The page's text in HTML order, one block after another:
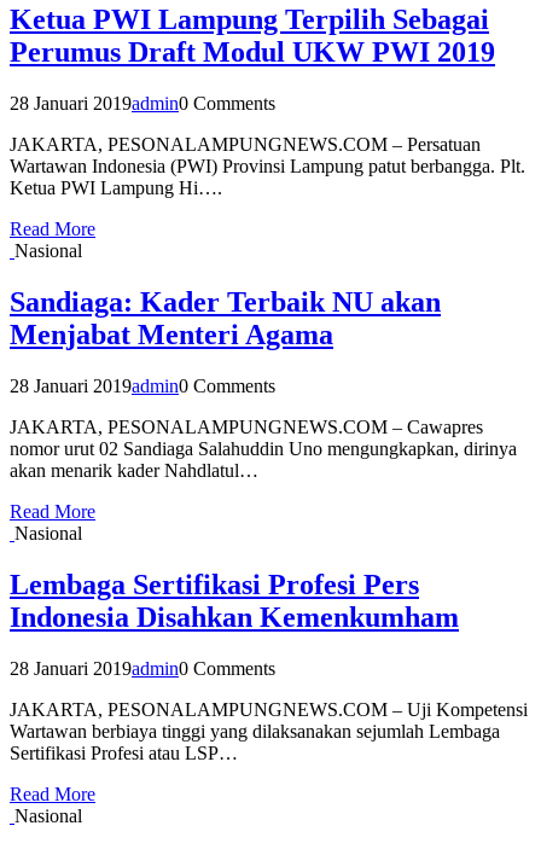
Ketua PWI Lampung Terpilih Sebagai
Perumus Draft Modul UKW PWI 2019
28 Januari 2019admin0 Comments
JAKARTA, PESONALAMPUNGNEWS.COM – Persatuan
Wartawan Indonesia (PWI) Provinsi Lampung patut berbangga. Plt.
Ketua PWI Lampung Hi….
Read More
Nasional
Sandiaga: Kader Terbaik NU akan
Menjabat Menteri Agama
28 Januari 2019admin0 Comments
JAKARTA, PESONALAMPUNGNEWS.COM – Cawapres
nomor urut 02 Sandiaga Salahuddin Uno mengungkapkan, dirinya
akan menarik kader Nahdlatul…
Read More
Nasional
Lembaga Sertifikasi Profesi Pers
Indonesia Disahkan Kemenkumham
28 Januari 2019admin0 Comments
JAKARTA, PESONALAMPUNGNEWS.COM – Uji Kompetensi
Wartawan berbiaya tinggi yang dilaksanakan sejumlah Lembaga
Sertifikasi Profesi atau LSP…
Read More
Nasional